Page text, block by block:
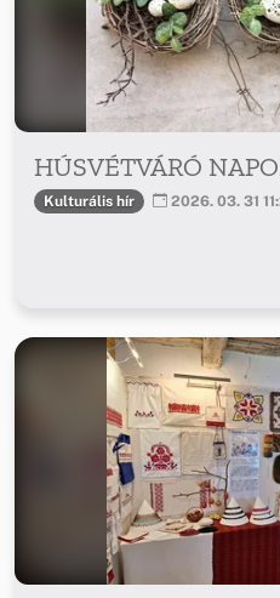
HÚSVÉTVÁRÓ
Kulturális hír 2026. 03. 31